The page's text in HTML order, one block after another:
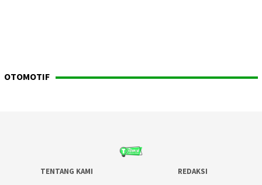
OTOMOTIF
TENTANG KAMI
REDAKSI